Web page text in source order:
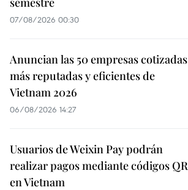
07/08/2026 00:30
Anuncian las 50 empresas cotizadas
más reputadas y eficientes de
Vietnam 2026
06/08/2026 14:27
Usuarios de Weixin Pay podrán
realizar pagos mediante códigos QR
en Vietnam